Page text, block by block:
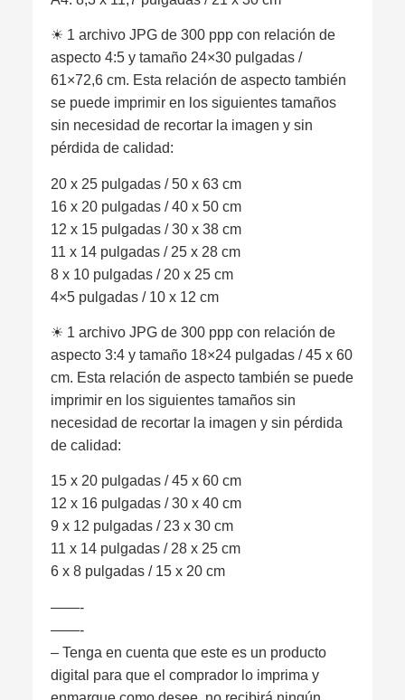
☀︎ 1 archivo JPG de 300 ppp con relación de
aspecto 4:5 y tamaño 24×30 pulgadas /
61×72,6 cm. Esta relación de aspecto también
se puede imprimir en los siguientes tamaños
sin necesidad de recortar la imagen y sin
pérdida de calidad:
20 x 25 pulgadas / 50 x 63 cm
16 x 20 pulgadas / 40 x 50 cm
12 x 15 pulgadas / 30 x 38 cm
11 x 14 pulgadas / 25 x 28 cm
8 x 10 pulgadas / 20 x 25 cm
4×5 pulgadas / 10 x 12 cm
☀︎ 1 archivo JPG de 300 ppp con relación de
aspecto 3:4 y tamaño 18×24 pulgadas / 45 x 60
cm. Esta relación de aspecto también se puede
imprimir en los siguientes tamaños sin
necesidad de recortar la imagen y sin pérdida
de calidad:
15 x 20 pulgadas / 45 x 60 cm
12 x 16 pulgadas / 30 x 40 cm
9 x 12 pulgadas / 23 x 30 cm
11 x 14 pulgadas / 28 x 25 cm
6 x 8 pulgadas / 15 x 20 cm
——-
——-
– Tenga en cuenta que este es un producto
digital para que el comprador lo imprima y